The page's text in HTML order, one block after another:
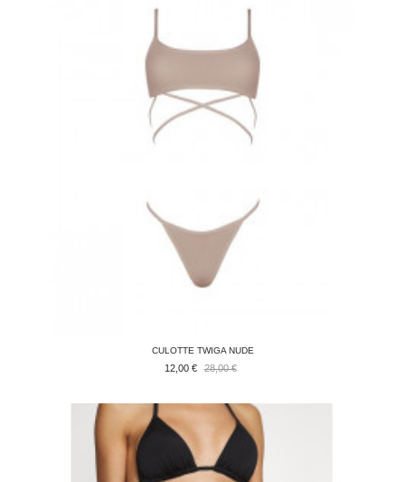
CULOTTE TWIGA NUDE
12,00 € 28,00 €